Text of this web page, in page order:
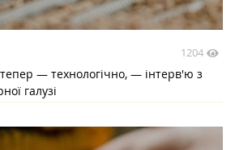
1204
— технологічно, — інтерв'ю з
галузі